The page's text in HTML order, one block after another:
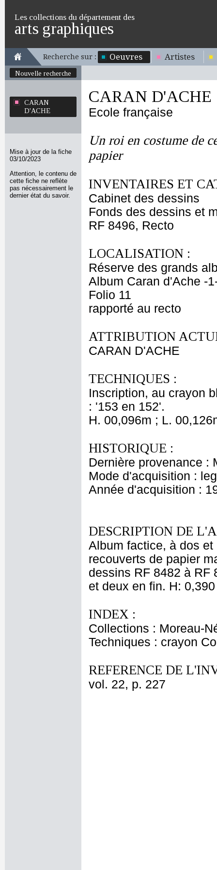
Les collections du département des
arts graphiques
Recherche sur : Oeuvres Artistes
Nouvelle recherche
CARAN
D'ACHE
Mise à jour de la fiche
03/10/2023
Attention, le contenu de
cette fiche ne reflète
pas nécessairement le
dernier état du savoir.
CARAN D'ACHE
Ecole française
Un roi en costume de
papier
INVENTAIRES ET
Cabinet des dessins
Fonds des dessins et
RF 8496, Recto
LOCALISATION :
Réserve des grands
Album Caran d'Ache -
Folio 11
rapporté au recto
ATTRIBUTION
CARAN D'ACHE
TECHNIQUES :
Inscription, au crayon
: '153 en 152'.
H. 00,096m ; L.
HISTORIQUE :
Dernière provenance :
Mode d'acquisition :
Année d'acquisition :
DESCRIPTION DE
Album factice, à dos
recouverts de papier
dessins RF 8482 à RF
et deux en fin. H:
INDEX :
Collections : Moreau-
Techniques : crayon
REFERENCE DE
vol. 22, p. 227